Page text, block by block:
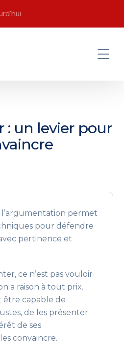
un levier pour
permet
pour défendre
pertinence et
ce n’est pas vouloir
a raison à tout prix.
être capable de
de les présenter
de ses
convaincre.